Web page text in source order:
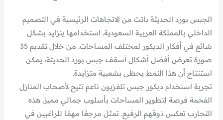
الجبس بورد الحديثة باتت من الاتجاهات الرئيسية في التصميم
الداخلي بالمملكة العربية السعودية. استخدامها يتزايد بشكل
شائع في أفكار الديكور لمختلف المساحات. من خلال تقديم 35
صورة تعرض أفضل أشكال أسقف جبس بورد الحديثة، يمكن
استنتاج أن هذا النمط يحظى بشعبية متزايدة.
تجربة استخدام ديكور جبس تلفزيون ناعم تتيح لأصحاب المنازل
الفخمة فرصة لتطوير المساحات بأسلوب جمالي مميز. هذه
التجارب تعكس ذوقهم الرفيع. تمثل مرجعًا مهمًا للراغبين في